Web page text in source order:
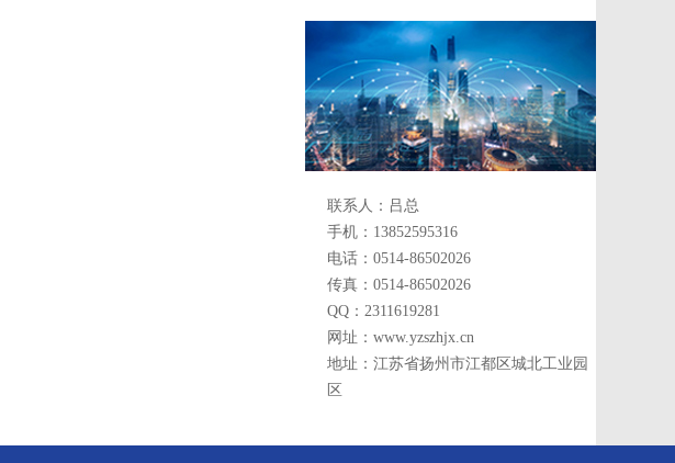
联系人：吕总
手机：13852595316
电话：0514-86502026
传真：0514-86502026
QQ：2311619281
网址：www.yzszhjx.cn
地址：江苏省扬州市江都区城北工业园
区